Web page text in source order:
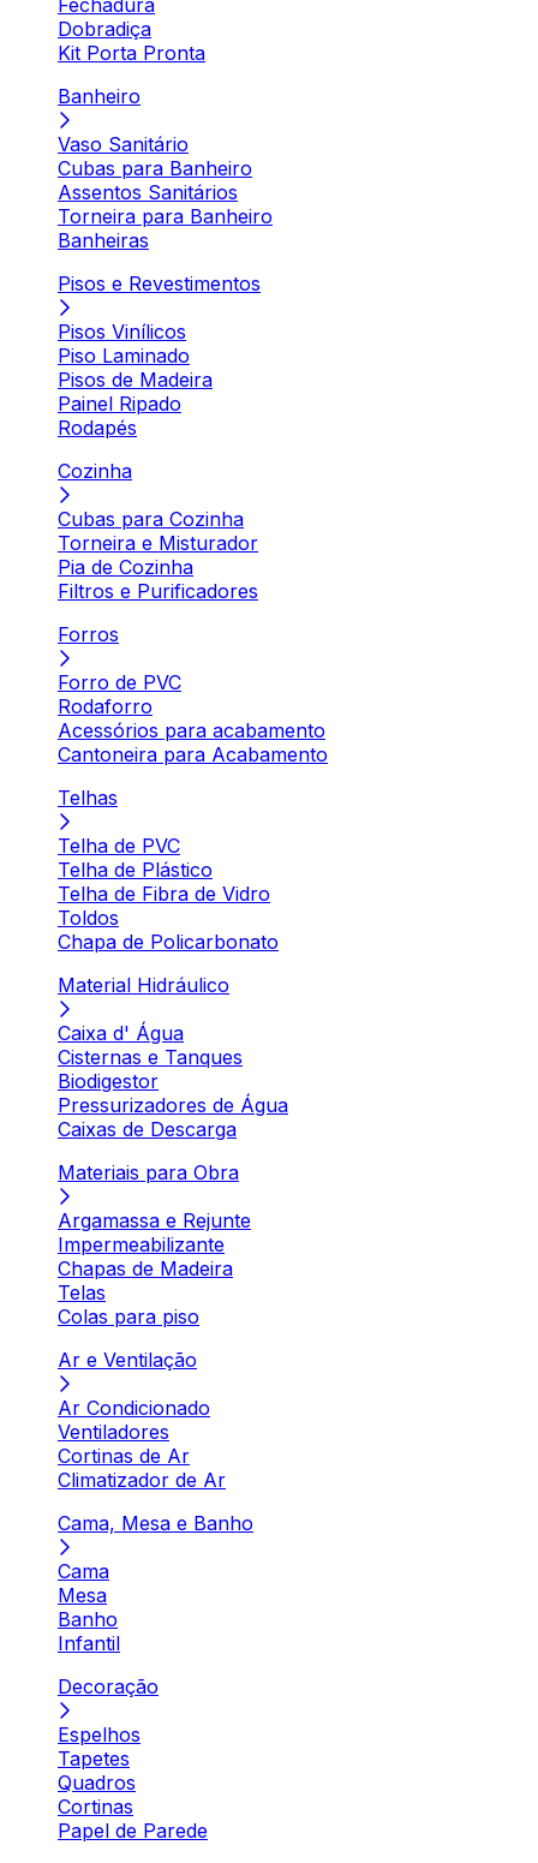
Fechadura
Dobradiça
Kit Porta Pronta
Banheiro
Vaso Sanitário
Cubas para Banheiro
Assentos Sanitários
Torneira para Banheiro
Banheiras
Pisos e Revestimentos
Pisos Vinílicos
Piso Laminado
Pisos de Madeira
Painel Ripado
Rodapés
Cozinha
Cubas para Cozinha
Torneira e Misturador
Pia de Cozinha
Filtros e Purificadores
Forros
Forro de PVC
Rodaforro
Acessórios para acabamento
Cantoneira para Acabamento
Telhas
Telha de PVC
Telha de Plástico
Telha de Fibra de Vidro
Toldos
Chapa de Policarbonato
Material Hidráulico
Caixa d' Água
Cisternas e Tanques
Biodigestor
Pressurizadores de Água
Caixas de Descarga
Materiais para Obra
Argamassa e Rejunte
Impermeabilizante
Chapas de Madeira
Telas
Colas para piso
Ar e Ventilação
Ar Condicionado
Ventiladores
Cortinas de Ar
Climatizador de Ar
Cama, Mesa e Banho
Cama
Mesa
Banho
Infantil
Decoração
Espelhos
Tapetes
Quadros
Cortinas
Papel de Parede